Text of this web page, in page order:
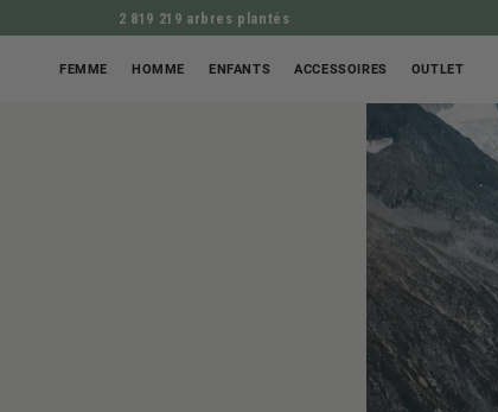
2 819 219 arbres plantés
FEMME HOMME ENFANTS ACCESSOIRES OUTLET